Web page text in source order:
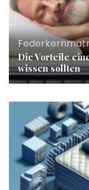
Die Vorteile
wissen sollten